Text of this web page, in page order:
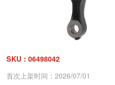
SKU：06498042
首次上架时间：2026/07/01